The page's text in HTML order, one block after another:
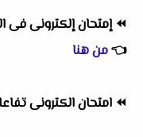
⏪إمتحان إلكترونى فى
👈من هنا
⏪ امتحان الكترونى